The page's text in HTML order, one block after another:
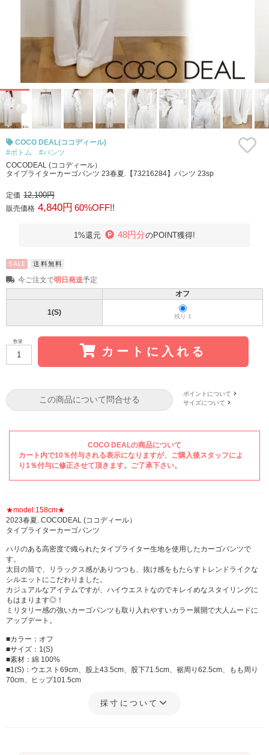
COCO DEAL(ココディール)
#ボトム
#パンツ
COCODEAL (ココディール）
タイプライターカーゴパンツ 23春夏.【73216284】パンツ 23sp
定価 12,100円
販売価格 4,840円 60%OFF!!
1%還元 48円分のPOINT獲得!
SALE 送料無料
今ご注文で明日発送予定
オフ
1(S) 残り 1
数量
カートに入れる
この商品について問合せる
ポイントについて
サイズについて
COCO DEALの商品について
カート内で10％付与される表示になりますが、ご購入後スタッフによ
り1％付与に修正させて頂きます。ご了承下さい。
★model:158cm★
2023春夏. COCODEAL (ココディール）
タイプライターカーゴパンツ
ハリのある高密度で織られたタイプライター生地を使用したカーゴパンツで
す。
太目の筒で、リラックス感がありつつも、抜け感をもたらすトレンドライクな
シルエットにこだわりました。
カジュアルなアイテムですが、ハイウエストなのでキレイめなスタイリングに
もはまります◎！
ミリタリー感の強いカーゴパンツも取り入れやすいカラー展開で大人ムードに
アップデート。
■カラー：オフ
■サイズ：1(S)
■素材：綿 100%
■1(S)：ウエスト69cm、股上43.5cm、股下71.5cm、裾周り62.5cm、もも周り
70cm、ヒップ101.5cm
採寸について